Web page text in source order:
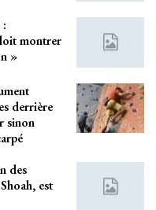
montrer
»
derrière
sinon
des
est